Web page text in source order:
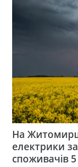
На
електрики
споживачів